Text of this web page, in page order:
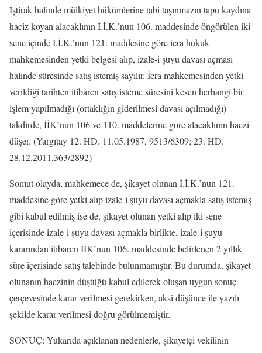
İştirak halinde mülkiyet hükümlerine tabi taşınmazın tapu kaydına
haciz koyan alacaklının İ.İ.K.’nun 106. maddesinde öngörülen iki
sene içinde İ.İ.K.’nun 121. maddesine göre icra hukuk
mahkemesinden yetki belgesi alıp, izale-i şuyu davası açması
halinde süresinde satış istemiş sayılır. İcra mahkemesinden yetki
verildiği tarihten itibaren satış isteme süresini kesen herhangi bir
işlem yapılmadığı (ortaklığın giderilmesi davası açılmadığı)
takdirde, İİK’nun 106 ve 110. maddelerine göre alacaklının haczi
düşer. (Yargıtay 12. HD. 11.05.1987, 9513/6309; 23. HD.
28.12.2011,363/2892)
Somut olayda, mahkemece de, şikayet olunan İ.İ.K.’nun 121.
maddesine göre yetki alıp izale-i şuyu davası açmakla satış istemiş
gibi kabul edilmiş ise de, şikayet olunan yetki alıp iki sene
içerisinde izale-i şuyu davası açmakla birlikte, izale-i şuyu
kararından itibaren İİK’nun 106. maddesinde belirlenen 2 yıllık
süre içerisinde satış talebinde bulunmamıştır. Bu durumda, şikayet
olunanın haczinin düştüğü kabul edilerek oluşan uygun sonuç
çerçevesinde karar verilmesi gerekirken, aksi düşünce ile yazılı
şekilde karar verilmesi doğru görülmemiştir.
SONUÇ: Yukarıda açıklanan nedenlerle, şikayetçi vekilinin